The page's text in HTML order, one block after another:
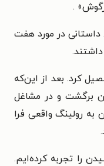
.
داستانی در مورد هفت
کرد. بعد از این‌که
برگشت و در مشاغل
به رولینگ واقعی فرا
را تجربه کرده‌ایم.